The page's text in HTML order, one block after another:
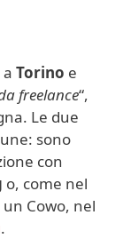
Torino e
freelance“,
Le due
sono
con
o, come nel
Cowo, nel
.